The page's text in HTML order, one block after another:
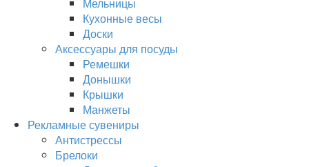
Кухонные весы
Доски
Аксессуары для посуды
Ремешки
Донышки
Крышки
Манжеты
Рекламные сувениры
Антистрессы
Брелоки